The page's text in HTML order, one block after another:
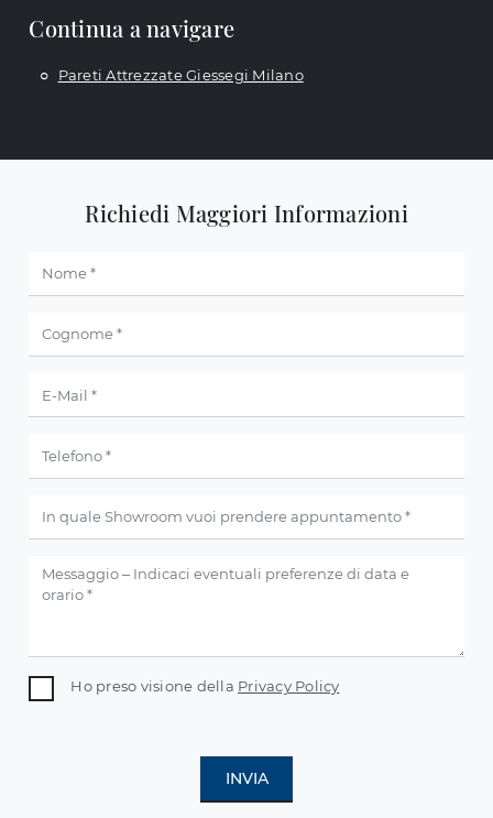
Continua a navigare
Pareti Attrezzate Giessegi Milano
Richiedi Maggiori Informazioni
Ho preso visione della Privacy Policy
INVIA